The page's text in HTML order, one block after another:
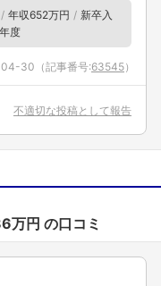
年収652万円
新卒入
度
30 （記事番号:63545）
不適切な投稿として報告
万円 の口コミ